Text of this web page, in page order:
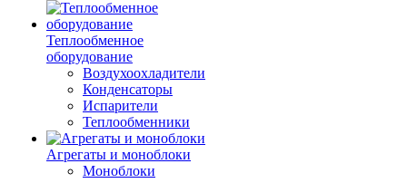
Теплообменное
оборудование
Воздухоохладители
Конденсаторы
Испарители
Теплообменники
Агрегаты и моноблоки
Моноблоки